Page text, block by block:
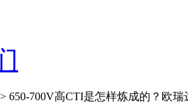
> 650-700V高CTI是怎样炼成的？欧瑞